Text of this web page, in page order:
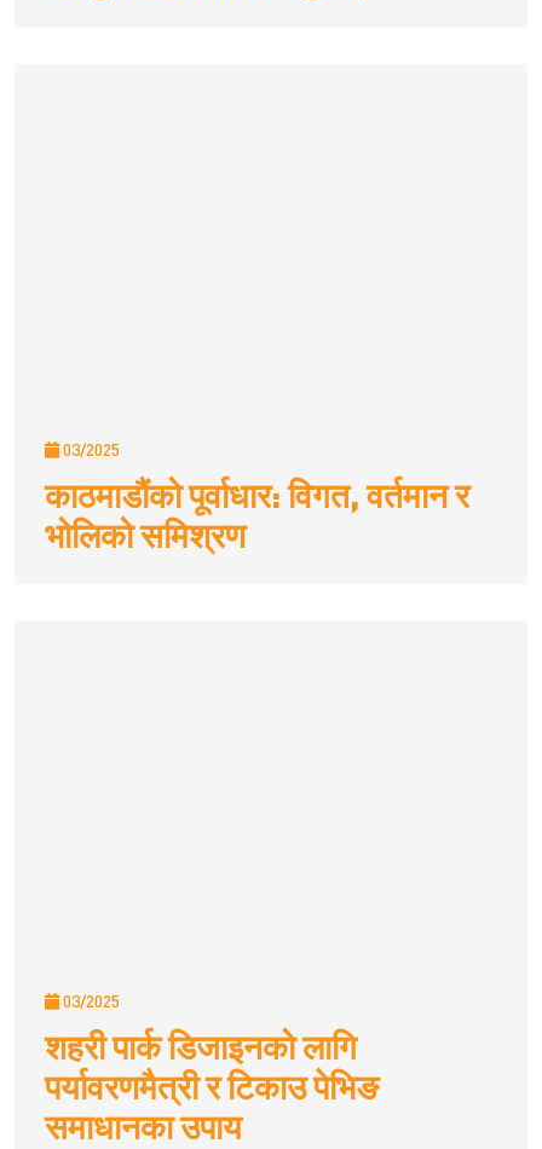
03/2025
काठमाडौंको पूर्वाधार: विगत, वर्तमान र
भोलिको समिश्रण
03/2025
शहरी पार्क डिजाइनको लागि
पर्यावरणमैत्री र टिकाउ पेभिङ
समाधानका उपाय